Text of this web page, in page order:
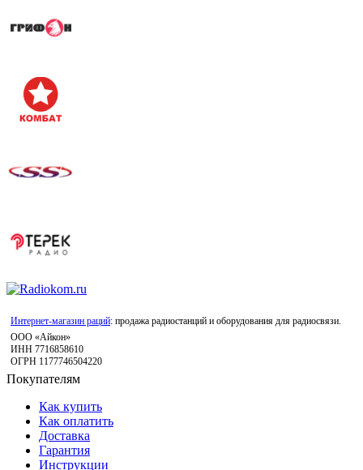
Интернет-магазин раций: продажа радиостанций и оборудования для радиосвязи.
ООО «Айкон»
ИНН 7716858610
ОГРН 1177746504220
Покупателям
Как купить
Как оплатить
Доставка
Гарантия
Инструкции